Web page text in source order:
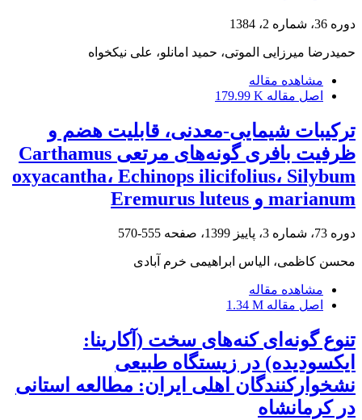
دوره 36، شماره 2، 1384
حمیدرضا میرزایی الموتی، حمید امانلو، علی نیکخواه
مشاهده مقاله
اصل مقاله 179.99 K
ترکیبات شیمایی-معدنی، قابلیت هضم و
ظرفیت بافری گونه‌های مرتعی Carthamus
oxyacantha، Echinops ilicifolius، Silybum
marianum و Eremurus luteus
دوره 73، شماره 3، پاییز 1399، صفحه 555-570
محسن کاظمی، الیاس ابراهیمی خرم آبادی
مشاهده مقاله
اصل مقاله 1.34 M
تنوع گونه‌ای کنه‌های سخت (آکارینا:
ایکسودیده) در زیستگاه طبیعی
نشخوارکنندگان اهلی ایران: مطالعه استانی
در کرمانشاه